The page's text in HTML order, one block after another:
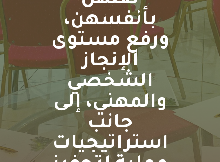
بأنفسهن،
ورفع مستوى
الإنجاز
الشخصي
والمهني، إلى
جانب
استراتيجيات